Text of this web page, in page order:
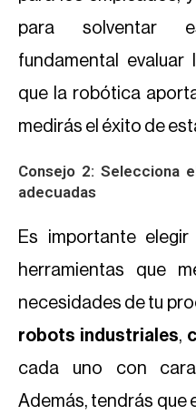
para solventar
fundamental
que la robótica
medirás el éxito de
Consejo 2: Selecciona
adecuadas
Es importante
herramientas que
necesidades de tu
robots industriales,
cada uno con
Además, tendrás que